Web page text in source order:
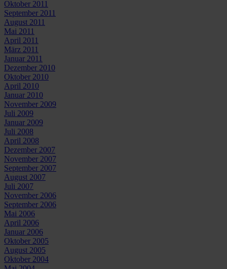
Oktober 2011
September 2011
August 2011
Mai 2011
April 2011
März 2011
Januar 2011
Dezember 2010
Oktober 2010
April 2010
Januar 2010
November 2009
Juli 2009
Januar 2009
Juli 2008
April 2008
Dezember 2007
November 2007
September 2007
August 2007
Juli 2007
November 2006
September 2006
Mai 2006
April 2006
Januar 2006
Oktober 2005
August 2005
Oktober 2004